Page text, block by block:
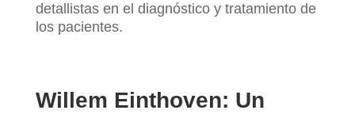
detallistas en el diagnóstico y tratamiento de
los pacientes.
Willem Einthoven: Un